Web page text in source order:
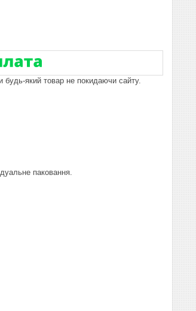
будь-який товар не покидаючи сайту.
паковання.